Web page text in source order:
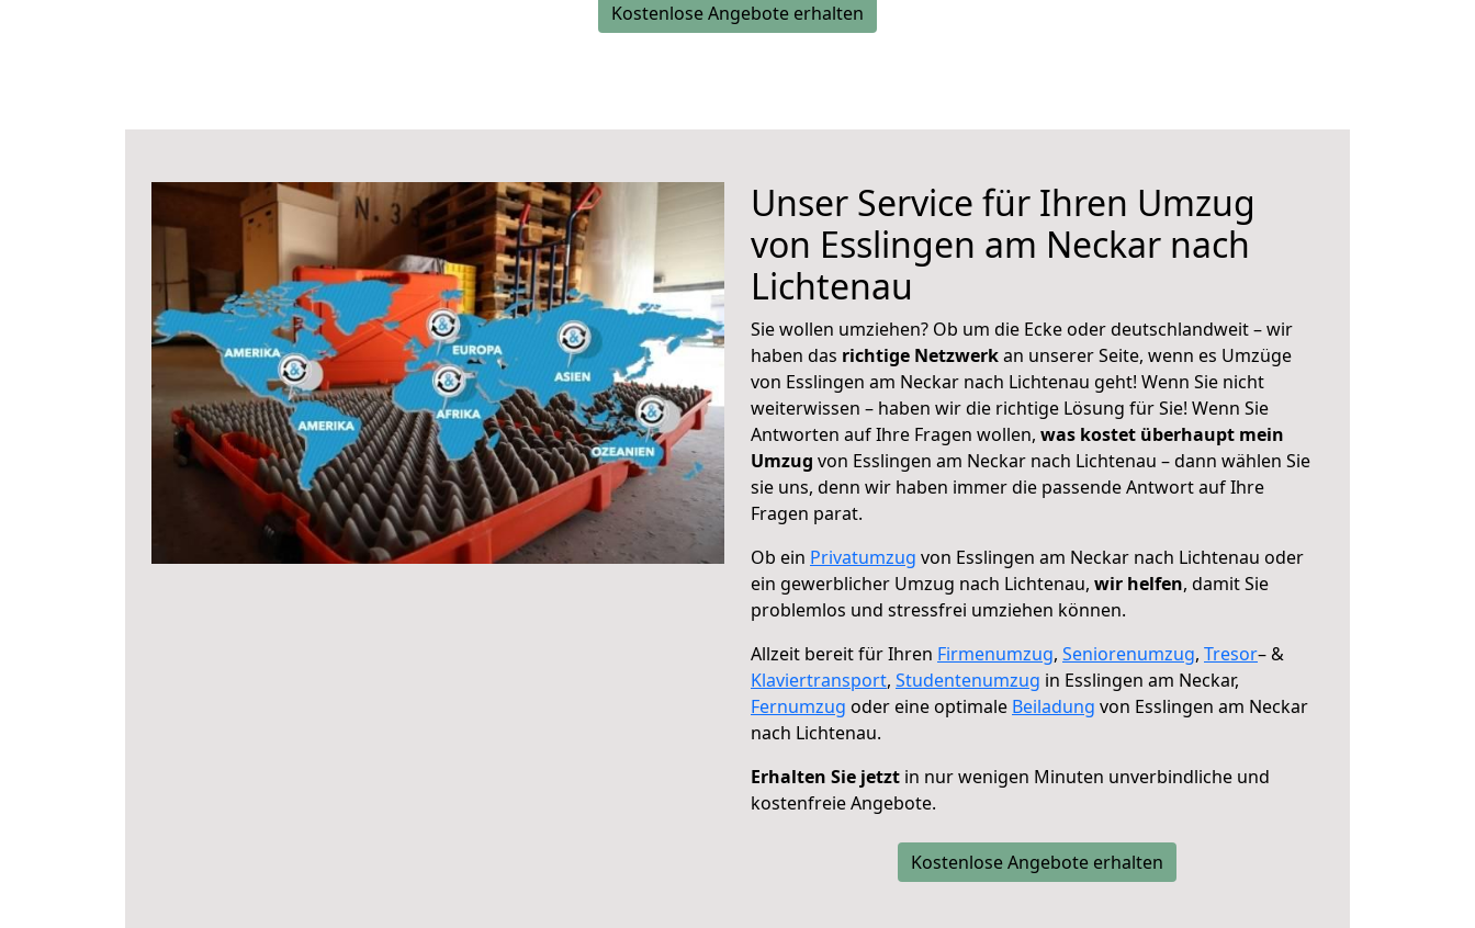
Kostenlose Angebote erhalten
Unser Service für Ihren Umzug
von Esslingen am Neckar nach
Lichtenau
Sie wollen umziehen? Ob um die Ecke oder deutschlandweit – wir
haben das richtige Netzwerkan unserer Seite, wenn es Umzüge
von Esslingen am Neckar nach Lichtenau geht! Wenn Sie nicht
weiterwissen – haben wir die richtige Lösung für Sie! Wenn Sie
Antworten auf Ihre Fragen wollen, was kostet überhaupt mein
Umzug von Esslingen am Neckar nach Lichtenau – dann wählen Sie
sie uns, denn wir haben immer die passende Antwort auf Ihre
Fragen parat.
Ob ein Privatumzug von Esslingen am Neckar nach Lichtenau oder
ein gewerblicher Umzug nach Lichtenau, wir helfen, damit Sie
problemlos und stressfrei umziehen können.
Allzeit bereit für Ihren Firmenumzug, Seniorenumzug, Tresor– &
Klaviertransport, Studentenumzug in Esslingen am Neckar,
Fernumzug oder eine optimale Beiladung von Esslingen am Neckar
nach Lichtenau.
Erhalten Sie jetzt in nur wenigen Minuten unverbindliche und
kostenfreie Angebote.
Kostenlose Angebote erhalten